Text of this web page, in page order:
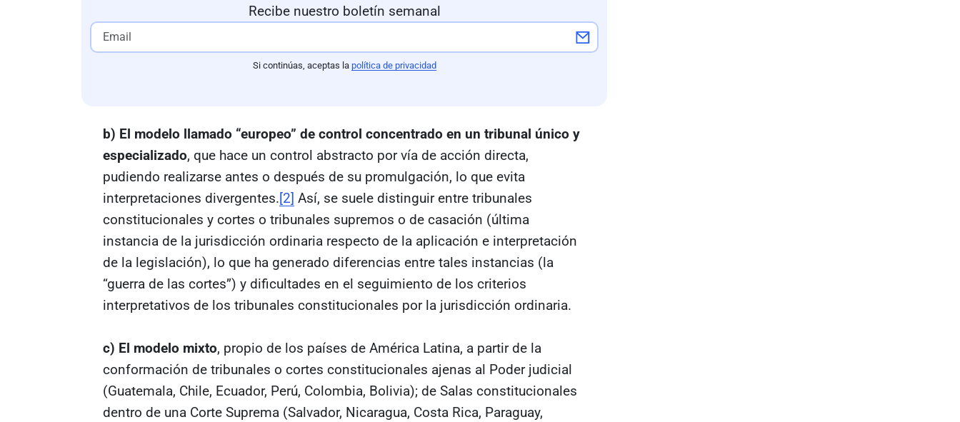
Recibe nuestro boletín semanal
Si continúas, aceptas la política de privacidad
b) El modelo llamado “europeo” de control concentrado en un tribunal único y
especializado, que hace un control abstracto por vía de acción directa,
pudiendo realizarse antes o después de su promulgación, lo que evita
interpretaciones divergentes.[2] Así, se suele distinguir entre tribunales
constitucionales y cortes o tribunales supremos o de casación (última
instancia de la jurisdicción ordinaria respecto de la aplicación e interpretación
de la legislación), lo que ha generado diferencias entre tales instancias (la
“guerra de las cortes”) y dificultades en el seguimiento de los criterios
interpretativos de los tribunales constitucionales por la jurisdicción ordinaria.
c) El modelo mixto, propio de los países de América Latina, a partir de la
conformación de tribunales o cortes constitucionales ajenas al Poder judicial
(Guatemala, Chile, Ecuador, Perú, Colombia, Bolivia); de Salas constitucionales
dentro de una Corte Suprema (Salvador, Nicaragua, Costa Rica, Paraguay,